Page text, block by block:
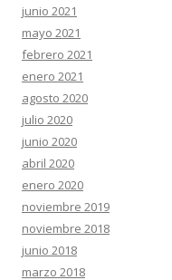
junio 2021
mayo 2021
febrero 2021
enero 2021
agosto 2020
julio 2020
junio 2020
abril 2020
enero 2020
noviembre 2019
noviembre 2018
junio 2018
marzo 2018